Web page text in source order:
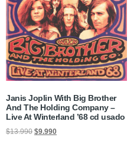
Janis Joplin With Big Brother
And The Holding Company –
Live At Winterland ’68 cd usado
$13.990 $9.990